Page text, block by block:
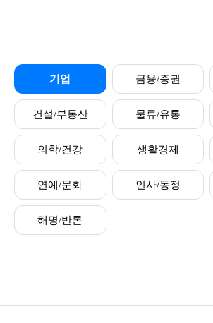
기업 금융/증권
건설/부동산 물류/유통
의학/건강 생활경제
연예/문화 인사/동정
해명/반론